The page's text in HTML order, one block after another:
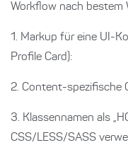
Workflow nach bestem
1. Markup für eine UI-
Profile Card):
2. Content-spezifische
3. Klassennamen als
CSS/LESS/SASS